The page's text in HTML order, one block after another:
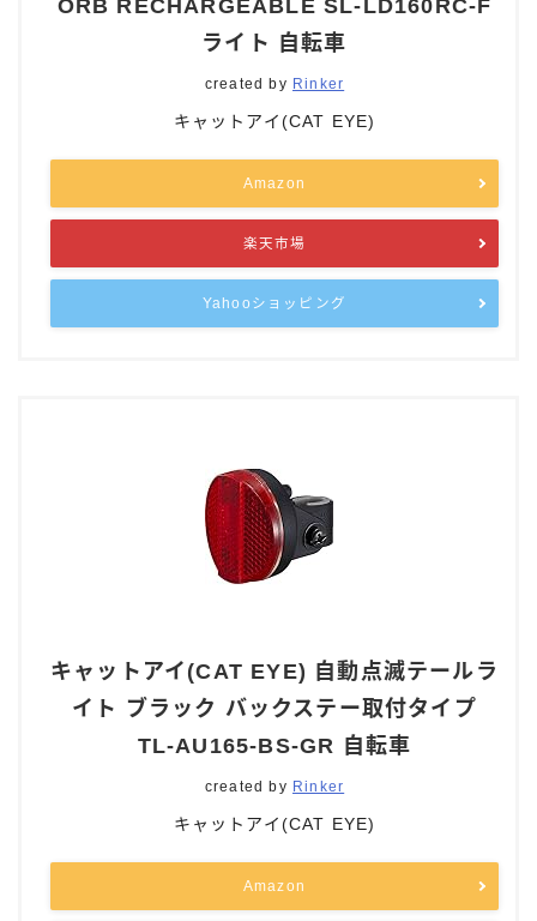
Follow Me
ORB RECHARGEABLE SL-LD160RC-F
ライト 自転車
created by Rinker
キャットアイ(CAT EYE)
Amazon
楽天市場
Yahooショッピング
キャットアイ(CAT EYE) 自動点滅テールラ
イト ブラック バックステー取付タイプ
TL-AU165-BS-GR 自転車
created by Rinker
キャットアイ(CAT EYE)
Amazon